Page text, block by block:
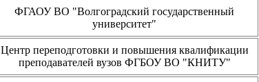
ФГАОУ ВО "Волгоградский государственный
университет"
Центр переподготовки и повышения квалификации
преподавателей вузов ФГБОУ ВО "КНИТУ"